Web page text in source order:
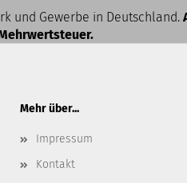
und Gewerbe in Deutschland.
Mehr über...
Impressum
Kontakt